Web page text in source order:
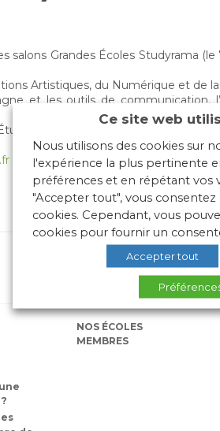
salons Grandes Écoles Studyrama
Artistiques, du Numérique et de
et les outils de
se déroulera sur une
NOS ÉCOLES
MEMBRES
Ce site web
Nous utilisons des cookies sur
l'expérience la plus pertinente
préférences et en répétant vos
"Accepter tout", vous consentez
cookies. Cependant, vous
cookies pour fournir un
Accepter tout